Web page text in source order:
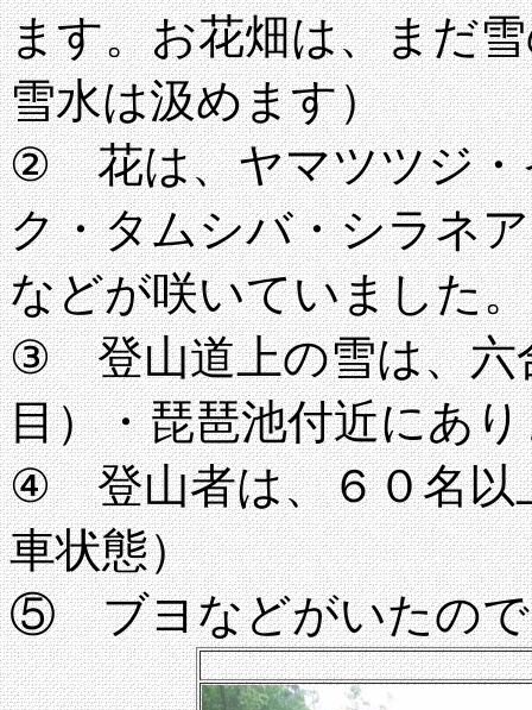
ます。お花畑は、まだ
雪水は汲めます）
② 花は、ヤマツツジ・
ク・タムシバ・シラネ
などが咲いていました。
③ 登山道上の雪は、六
目）・琵琶池付近にあ
④ 登山者は、６０名以
車状態）
⑤ ブヨなどがいたので